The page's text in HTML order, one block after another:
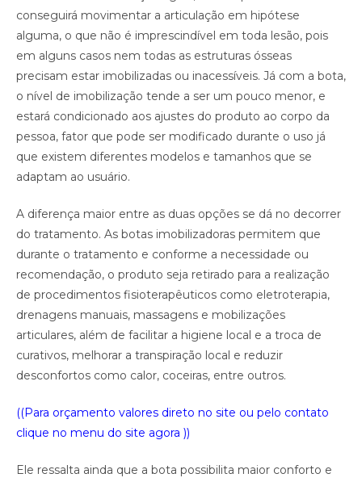
conseguirá movimentar a articulação em hipótese
alguma, o que não é imprescindível em toda lesão, pois
em alguns casos nem todas as estruturas ósseas
precisam estar imobilizadas ou inacessíveis. Já com a bota,
o nível de imobilização tende a ser um pouco menor, e
estará condicionado aos ajustes do produto ao corpo da
pessoa, fator que pode ser modificado durante o uso já
que existem diferentes modelos e tamanhos que se
adaptam ao usuário.
A diferença maior entre as duas opções se dá no decorrer
do tratamento. As botas imobilizadoras permitem que
durante o tratamento e conforme a necessidade ou
recomendação, o produto seja retirado para a realização
de procedimentos fisioterapêuticos como eletroterapia,
drenagens manuais, massagens e mobilizações
articulares, além de facilitar a higiene local e a troca de
curativos, melhorar a transpiração local e reduzir
desconfortos como calor, coceiras, entre outros.
((Para orçamento valores direto no site ou pelo contato
clique no menu do site agora ))
Ele ressalta ainda que a bota possibilita maior conforto e